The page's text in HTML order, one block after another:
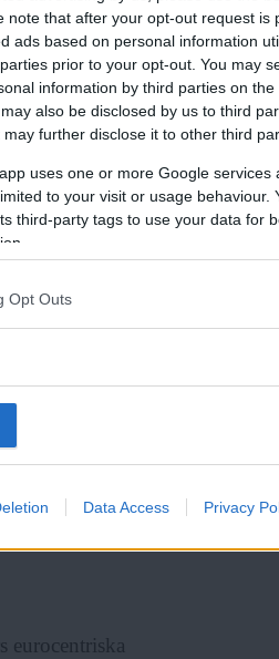
note that after your opt-out request is
ads based on personal information
prior to your opt-out. You may
information by third parties on the
also be disclosed by us to third
may further disclose it to other third
uses one or more Google
to your visit or usage behaviour.
third-party tags to use your data for
Opt Outs
Data Access Privacy
enda gröna dagstidning
digitalt och i tryck.
på museer, finns
om islam,
och gör en
ett nytt sätt under
plats på
museerna känns
terrorism,
och
som ett social
och förväntar
eurocentriska